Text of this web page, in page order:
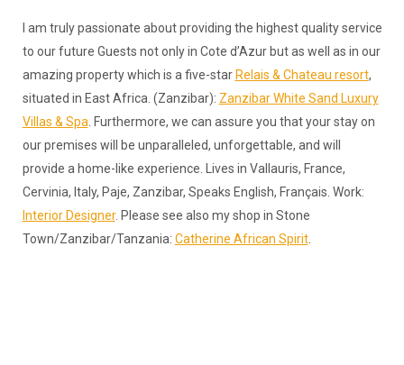
I am truly passionate about providing the highest quality service
to our future Guests not only in Cote d’Azur but as well as in our
amazing property which is a five-star Relais & Chateau resort,
situated in East Africa. (Zanzibar): Zanzibar White Sand Luxury
Villas & Spa . Furthermore, we can assure you that your stay on
our premises will be unparalleled, unforgettable, and will
provide a home-like experience. Lives in Vallauris, France,
Cervinia, Italy, Paje, Zanzibar, Speaks English, Français. Work:
Interior Designer. Please see also my shop in Stone
Town/Zanzibar/Tanzania: Catherine African Spirit.